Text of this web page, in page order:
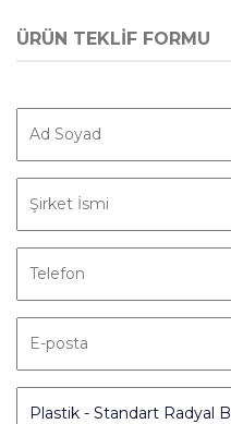
ÜRÜN TEKLİF FORMU